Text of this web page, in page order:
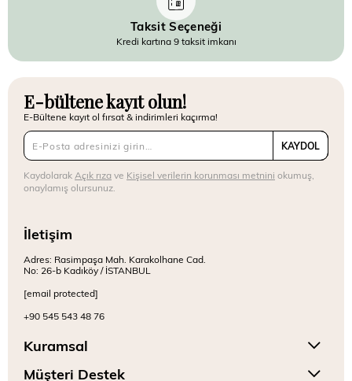
Taksit Seçeneği
Kredi kartına 9 taksit imkanı
E-bültene kayıt olun!
E-Bültene kayıt ol fırsat & indirimleri kaçırma!
KAYDOL
Kaydolarak Açık rızave Kişisel verilerin korunması metnini okumuş,
onaylamış olursunuz.
İletişim
Adres: Rasimpaşa Mah. Karakolhane Cad.
No: 26-b Kadıköy / İSTANBUL
[email protected]
+90 545 543 48 76
Kuramsal
Müşteri Destek